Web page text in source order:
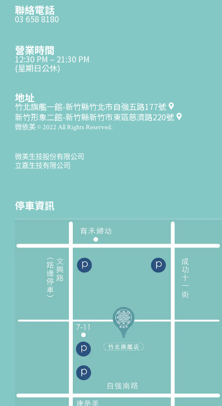
聯絡電話
03 658 8180
營業時間
12:30 PM – 21:30 PM
(星期日公休)
地址
竹北旗艦一館-新竹縣竹北市自強五路177號
新竹形象二館-新竹縣新竹市東區慈濟路220號
微依美 © 2022 All Rights Reserved.
微美生技股份有限公司
立嘉生技有限公司
停車資訊